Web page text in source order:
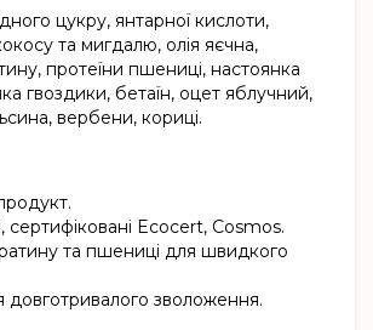
цукру, янтарної кислоти,
та мигдалю, олія яєчна,
протеїни пшениці, настоянка
гвоздики, бетаїн, оцет яблучний,
вербени, кориці.
сертифіковані Ecocert, Cosmos.
та пшениці для швидкого
довготривалого зволоження.